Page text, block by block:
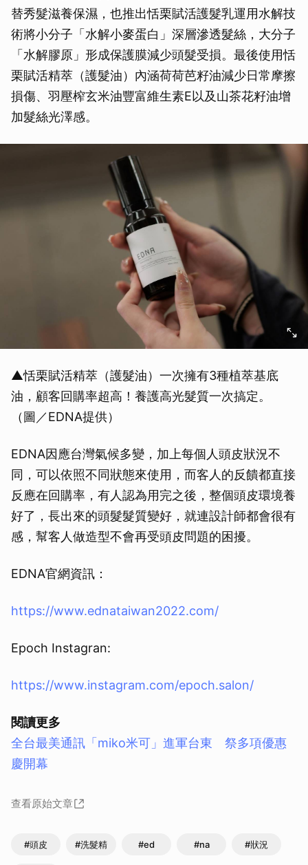
替秀髮滋養保濕，也推出恬栗賦活護髮乳運用水解技
術將小分子「水解小麥蛋白」深層滲透髮絲，大分子
「水解膠原」形成保護膜減少頭髮受損。最後使用恬
栗賦活精萃（護髮油）內涵荷荷芭籽油減少日常摩擦
損傷、羽壓榨玄米油豐富維生素E以及山茶花籽油增
加髮絲光澤感。
▲恬栗賦活精萃（護髮油）一次擁有3種植萃基底
油，顧客回購率超高！養護高光髮質一次搞定。
（圖／EDNA提供）
EDNA因應台灣氣候多變，加上每個人頭皮狀況不
同，可以依照不同狀態來使用，而客人的反饋都直接
反應在回購率，有人認為用完之後，整個頭皮環境養
好了，長出來的頭髮髮質變好，就連設計師都會很有
感，幫客人做造型不會再受頭皮問題的困擾。
EDNA官網資訊：
https://www.ednataiwan2022.com/
Epoch Instagran:
https://www.instagram.com/epoch.salon/
閱讀更多
全台最美通訊「miko米可」進軍台東 祭多項優惠
慶開幕
查看原始文章
#頭皮 #洗髮精 #ed #na #狀況